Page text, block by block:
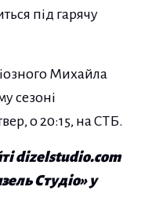
під гарячу
Михайла
сезоні
о 20:15, на СТБ.
dizelstudio.com
Студіо» у